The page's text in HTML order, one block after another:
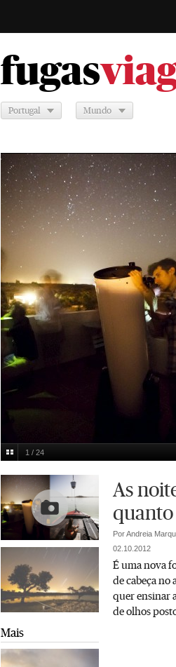
fugas
Portugal Mundo
Nelson Garrido
1 / 24
Multimedia
Mais
As
quanto
Por Andreia
02.10.2012
É uma nova
de cabeça no
quer ensinar
de olhos